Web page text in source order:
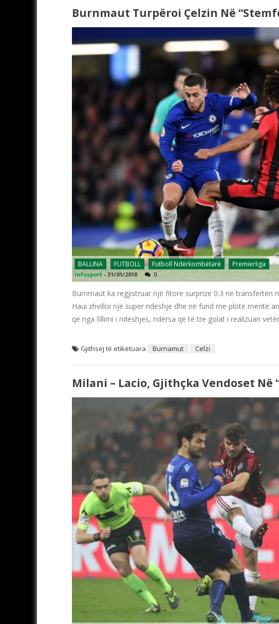
Burnmaut Turpëroi Çelzin Në
BALLINA FUTBOLL Futboll Ndërkombëtarë Premierliga
infosport - 31/01/2018 0
Burnmaut ka regjistruar një fitore surprizë 0:3 në transfertën
Haui zhvilloi një super ndeshje dhe në fund me plotë meritë
që nga fillimi i ndeshjes, ndërsa që të tre golat i realizuan
Gjithsej të etiketuara Burnamut Celzi
Milani – Lacio, Gjithçka Vendoset Në